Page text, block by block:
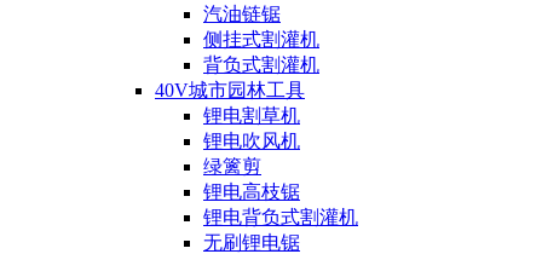
汽油链锯
侧挂式割灌机
背负式割灌机
40V城市园林工具
锂电割草机
锂电吹风机
绿篱剪
锂电高枝锯
锂电背负式割灌机
无刷锂电锯